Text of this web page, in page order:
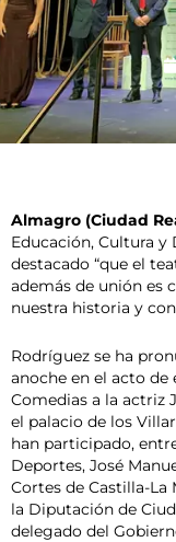
Almagro (Ciudad
Educación, Cultura y
destacado “que el
además de unión es
nuestra historia y
Rodríguez se ha
anoche en el acto de
Comedias a la actriz
el palacio de los
han participado,
Deportes, José
Cortes de Castilla-La
la Diputación de
delegado del